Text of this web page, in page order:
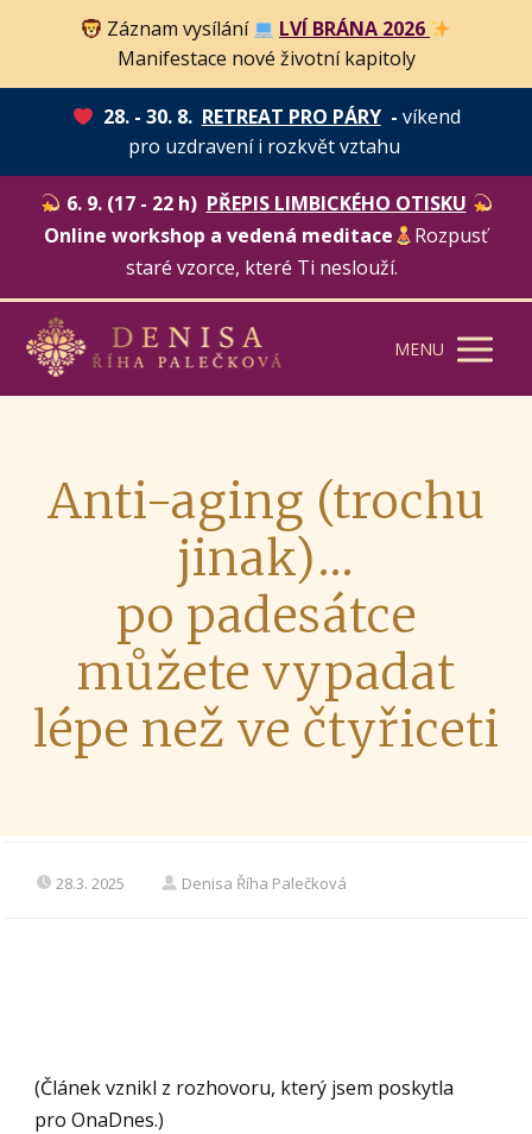
Záznam vysílání
LVÍ BRÁNA 2026
Manifestace nové životní kapitoly
28. - 30. 8. RETREAT PRO PÁRY- víkend
pro uzdravení i rozkvět vztahu
6. 9. (17 - 22 h) PŘEPIS LIMBICKÉHO OTISKU
Online workshop a vedená meditace
Rozpusť
staré vzorce, které Ti neslouží.
MENU
Anti-aging (trochu
jinak)…
po padesátce
můžete vypadat
lépe než ve čtyřiceti
28.3. 2025 Denisa Říha Palečková
(Článek vznikl z rozhovoru, který jsem poskytla
pro OnaDnes.)